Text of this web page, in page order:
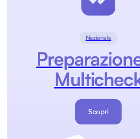
Nazionale
Scopri